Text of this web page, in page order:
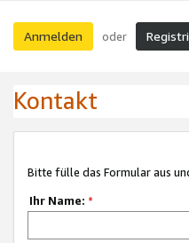
Anmelden oder
Kontakt
Bitte fülle das Formular aus
Ihr Name: *